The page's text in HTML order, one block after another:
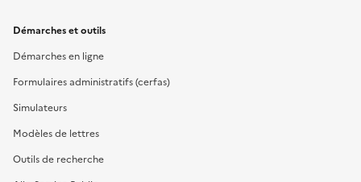
Démarches et outils
Démarches en ligne
Formulaires administratifs (cerfas)
Simulateurs
Modèles de lettres
Outils de recherche